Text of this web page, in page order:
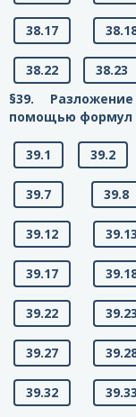
38.17
38.22
38.23
§39.
помощью формул
39.1 39.2
39.7 39.8
39.12 39.13
39.17
39.22 39.23
39.27
39.32 39.33